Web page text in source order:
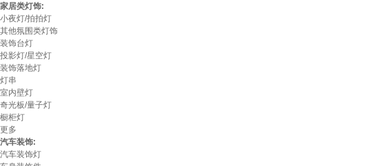
家居类灯饰:
小夜灯/拍拍灯
其他氛围类灯饰
装饰台灯
投影灯/星空灯
装饰落地灯
灯串
室内壁灯
奇光板/量子灯
橱柜灯
更多
汽车装饰:
汽车装饰灯